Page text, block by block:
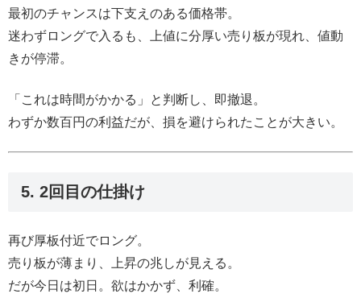
最初のチャンスは下支えのある価格帯。
迷わずロングで入るも、上値に分厚い売り板が現れ、値動
きが停滞。
「これは時間がかかる」と判断し、即撤退。
わずか数百円の利益だが、損を避けられたことが大きい。
5. 2回目の仕掛け
再び厚板付近でロング。
売り板が薄まり、上昇の兆しが見える。
だが今日は初日。欲はかかず、利確。